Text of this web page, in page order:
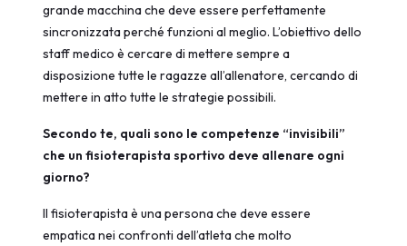
grande macchina che deve essere perfettamente
sincronizzata perché funzioni al meglio. L’obiettivo dello
staff medico è cercare di mettere sempre a
disposizione tutte le ragazze all’allenatore, cercando di
mettere in atto tutte le strategie possibili.
Secondo te, quali sono le competenze “invisibili”
che un fisioterapista sportivo deve allenare ogni
giorno?
Il fisioterapista è una persona che deve essere
empatica nei confronti dell’atleta che molto